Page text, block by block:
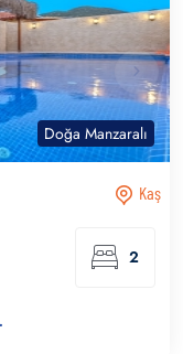
Doğa Manzaralı
Kaş
2